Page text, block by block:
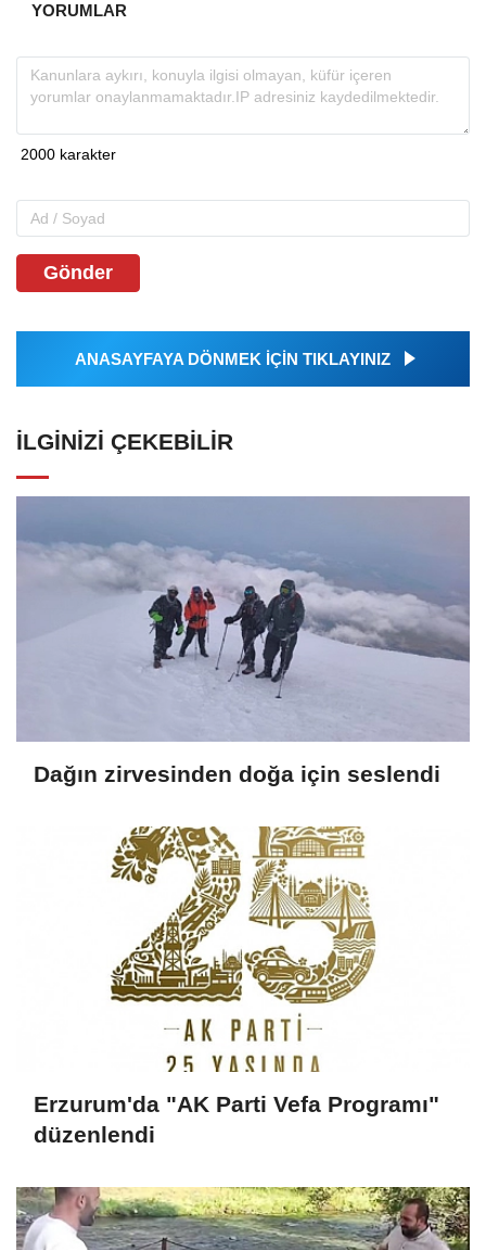
YORUMLAR
Gönder
ANASAYFAYA DÖNMEK İÇİN TIKLAYINIZ
İLGINIZI ÇEKEBILIR
Dağın zirvesinden doğa için seslendi
Erzurum'da "AK Parti Vefa Programı"
düzenlendi